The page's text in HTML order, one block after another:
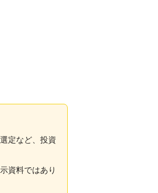
定など、投資
資料ではあり